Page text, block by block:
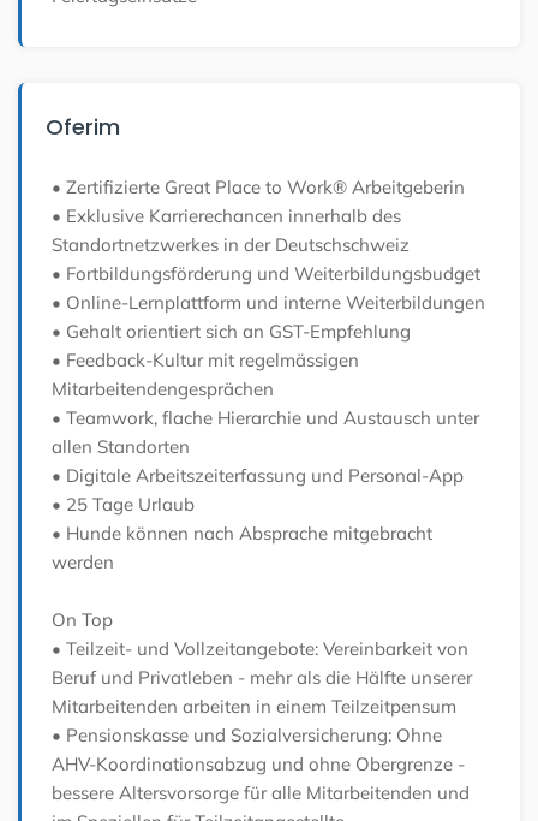
Oferim
• Zertifizierte Great Place to Work® Arbeitgeberin
• Exklusive Karrierechancen innerhalb des
Standortnetzwerkes in der Deutschschweiz
• Fortbildungsförderung und Weiterbildungsbudget
• Online-Lernplattform und interne Weiterbildungen
• Gehalt orientiert sich an GST-Empfehlung
• Feedback-Kultur mit regelmässigen
Mitarbeitendengesprächen
• Teamwork, flache Hierarchie und Austausch unter
allen Standorten
• Digitale Arbeitszeiterfassung und Personal-App
• 25 Tage Urlaub
• Hunde können nach Absprache mitgebracht
werden
On Top
• Teilzeit- und Vollzeitangebote: Vereinbarkeit von
Beruf und Privatleben - mehr als die Hälfte unserer
Mitarbeitenden arbeiten in einem Teilzeitpensum
• Pensionskasse und Sozialversicherung: Ohne
AHV-Koordinationsabzug und ohne Obergrenze -
bessere Altersvorsorge für alle Mitarbeitenden und